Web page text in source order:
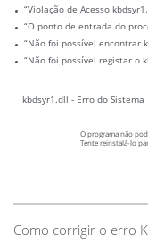
“Violação de Acesso
“O ponto de entrada do
“Não foi possível encontrar
“Não foi possível registar o
kbdsyr1.dll - Erro do Sistema
O programa não
Tente reinstalá-lo
Como corrigir o erro